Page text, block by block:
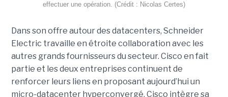
effectuer une opération. (Crédit : Nicolas Certes)
Dans son offre autour des datacenters, Schneider
Electric travaille en étroite collaboration avec les
autres grands fournisseurs du secteur. Cisco en fait
partie et les deux entreprises continuent de
renforcer leurs liens en proposant aujourd’hui un
micro-datacenter hyperconvergé. Cisco intègre sa